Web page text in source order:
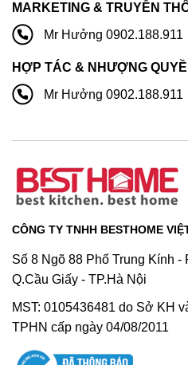
MARKETING & TRUYỀN
Mr Hưởng 0902.188.911
HỢP TÁC & NHƯỢNG
Mr Hưởng 0902.188.911
CÔNG TY TNHH BESTHOME
Số 8 Ngõ 88 Phố Trung Kính -
Q.Cầu Giấy - TP.Hà Nội
MST: 0105436481 do Sở KH
TPHN cấp ngày 04/08/2011